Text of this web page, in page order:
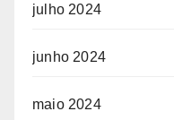
julho 2024
junho 2024
maio 2024